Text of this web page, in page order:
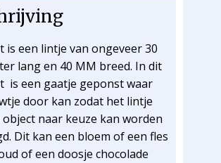
is een lintje van ongeveer 30
lang en 40 MM breed. In dit
is een gaatje geponst waar
door kan zodat het lintje
object naar keuze kan worden
Dit kan een bloem of een fles
of een doosje chocolade